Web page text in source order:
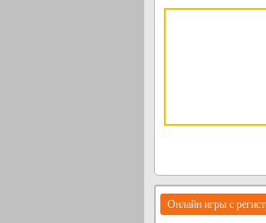
Онлайн игры с